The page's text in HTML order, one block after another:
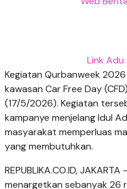
Link Adu
Kegiatan Qurbanweek
kawasan Car Free Day
(17/5/2026). Kegiatan
kampanye menjelang Idul
masyarakat memperluas
yang membutuhkan.
REPUBLIKA.CO.ID,
menargetkan sebanyak 26